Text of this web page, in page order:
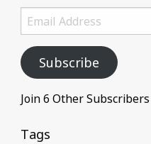
Email
Address
Subscribe
Join 6 Other Subscribers
Tags